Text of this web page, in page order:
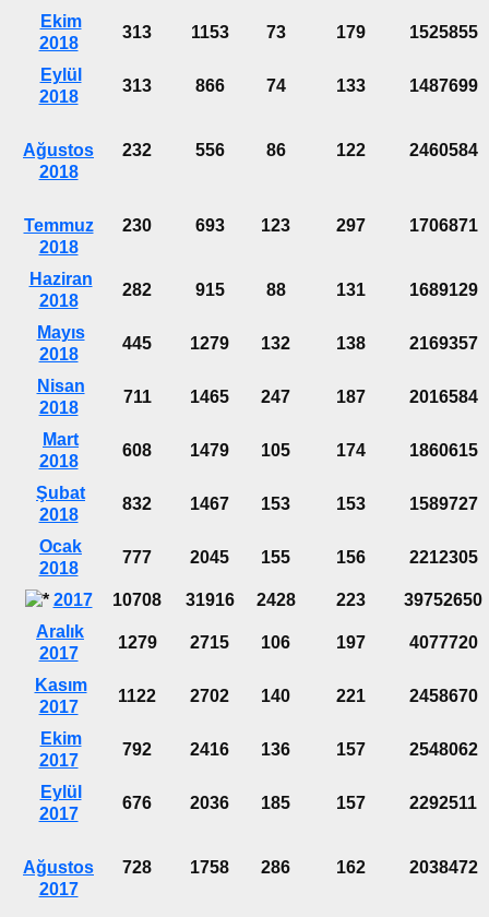
Ekim
2018
313 1153 73 179 1525855
Eylül
2018
313 866 74 133 1487699
Ağustos
2018
232 556 86 122 2460584
Temmuz
2018
230 693 123 297 1706871
Haziran
2018
282 915 88 131 1689129
Mayıs
2018
445 1279 132 138 2169357
Nisan
2018
711 1465 247 187 2016584
Mart
2018
608 1479 105 174 1860615
Şubat
2018
832 1467 153 153 1589727
Ocak
2018
777 2045 155 156 2212305
2017 10708 31916 2428 223
39752650
Aralık
2017
1279 2715 106 197 4077720
Kasım
2017
1122 2702 140 221 2458670
Ekim
2017
792 2416 136 157 2548062
Eylül
2017
676 2036 185 157 2292511
Ağustos
2017
728 1758 286 162 2038472